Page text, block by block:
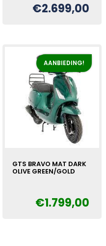
€2.699,00
AANBIEDING!
GTS BRAVO MAT DARK
OLIVE GREEN/GOLD
Oorspronkelijke
prijs
€1.799,00
Huidige
prijs